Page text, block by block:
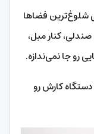
شلوغ‌ترین فضاها
کنار مبل،
رو جا نمی‌ندازه.
کارش رو